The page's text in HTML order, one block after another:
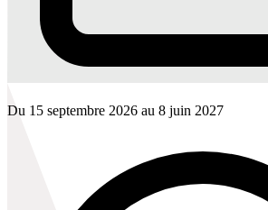
Du 15 septembre 2026 au 8 juin 2027